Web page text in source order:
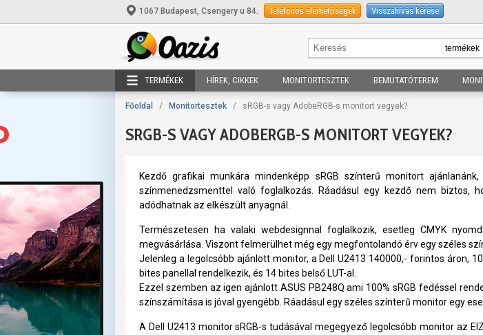
1067 Budapest, Csengery u 84. Telefonos elérhetőségek Visszahívás kérése
TERMÉKEK HÍREK, CIKKEK MONITORTESZTEK BEMUTATÓTEREM
Főoldal / Monitortesztek / sRGB-s vagy AdobeRGB-s monitort vegyek?
SRGB-S VAGY ADOBERGB-S MONITORT VEGYEK?
Kezdő grafikai munkára mindenképp sRGB színterű monitort
színmenedzsmenttel való foglalkozás. Ráadásul egy kezdő nem biztos,
adódhatnak az elkészült anyagnál.
Természetesen ha valaki webdesignnal foglalkozik, esetleg CMYK
megvásárlása. Viszont felmerülhet még egy megfontolandó érv egy széles
Jelenleg a legolcsóbb ajánlott monitor, a Dell U2413 140000,- forintos áron,
bites panellal rendelkezik, és 14 bites belső LUT-al.
Ezzel szemben az igen ajánlott ASUS PB248Q ami 100% sRGB fedéssel
színszámítása is jóval gyengébb. Ráadásul egy széles színterű monitor egy
A Dell U2413 monitor sRGB-s tudásával megegyező legolcsóbb monitor az